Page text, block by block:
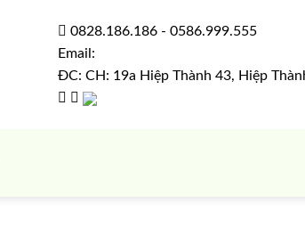
0828.186.186 - 0586.999.555
Email:
ĐC: CH: 19a Hiệp Thành 43, Hiệp